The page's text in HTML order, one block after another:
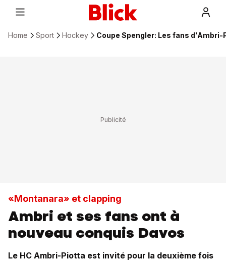
Home Sport Hockey Coupe Spengler: Les fans
«Montanara» et clapping
Ambri et ses fans ont à
nouveau conquis Davos
Le HC Ambri-Piotta est invité pour la deuxième fois